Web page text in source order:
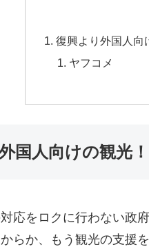
復興より外国人向
ヤフコメ
国人向けの観光
応をロクに行わない政府
らか、もう観光の支援を